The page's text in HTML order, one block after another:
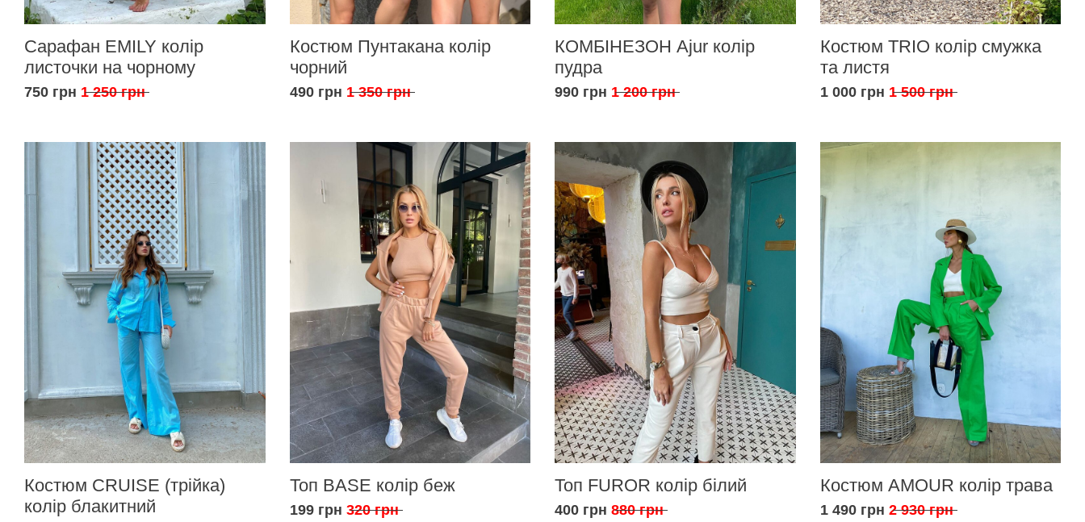
Сарафан EMILY колір
листочки на чорному
750 грн 1 250 грн
Костюм Пунтакана колір
чорний
490 грн 1 350 грн
КОМБІНЕЗОН Ajur колір
пудра
990 грн 1 200 грн
Костюм TRIO колір смужка
та листя
1 000 грн 1 500 грн
Костюм CRUISE (трійка)
колір блакитний
Топ BASE колір беж
199 грн 320 грн
Топ FUROR колір білий
400 грн 880 грн
Костюм AMOUR колір трава
1 490 грн 2 930 грн